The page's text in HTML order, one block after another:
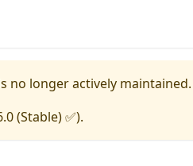
no longer actively maintained.
(Stable) ✅).